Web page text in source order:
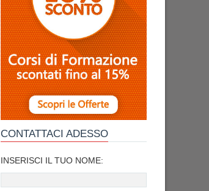
CONTATTACI ADESSO
INSERISCI IL TUO NOME: